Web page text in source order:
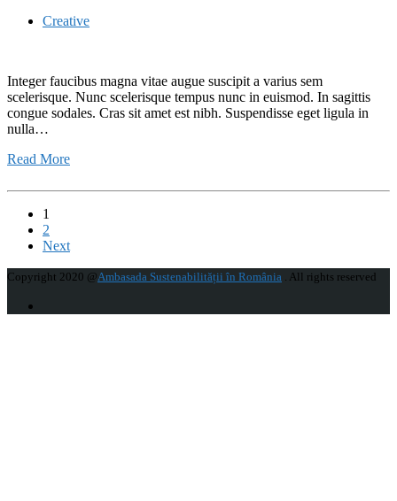
Creative
Integer faucibus magna vitae augue suscipit a varius sem
scelerisque. Nunc scelerisque tempus nunc in euismod. In sagittis
congue sodales. Cras sit amet est nibh. Suspendisse eget ligula in
nulla…
Read More
1
2
Next
Copyright 2020 @Ambasada Sustenabilității în România . All rights reserved